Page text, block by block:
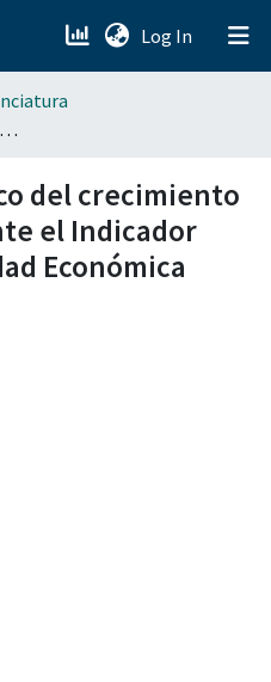
Log In (current)
Análisis y pronóstico del crecimiento económico mediante el Indicador Global de la Actividad Económica (IGAE)
del crecimiento
el Indicador
Económica